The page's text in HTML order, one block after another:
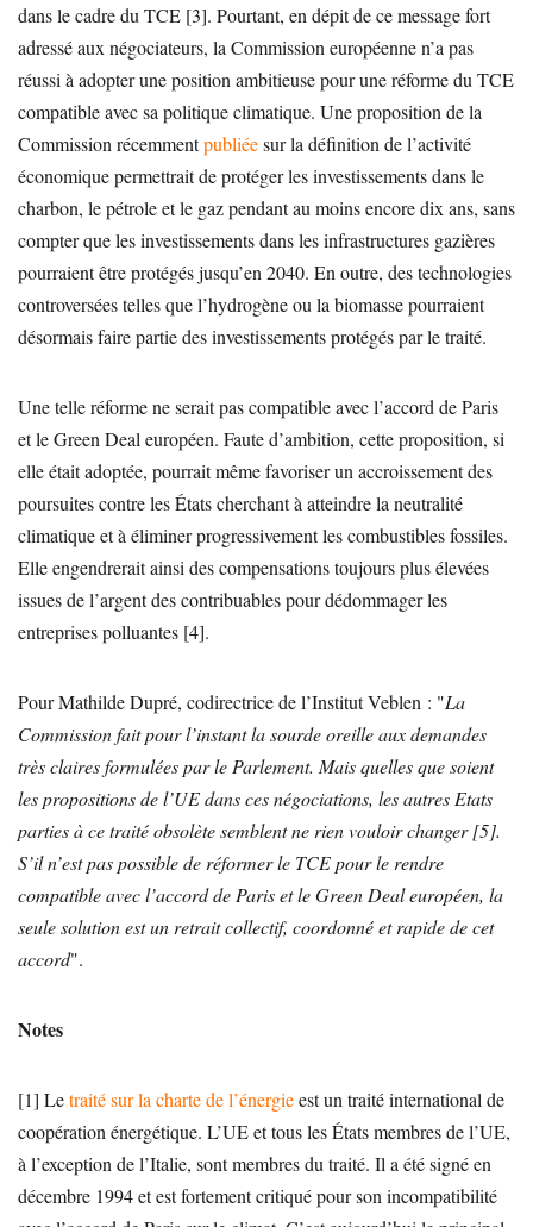
dans le cadre du TCE [3]. Pourtant, en dépit de ce message fort
adressé aux négociateurs, la Commission européenne n’a pas
réussi à adopter une position ambitieuse pour une réforme du TCE
compatible avec sa politique climatique. Une proposition de la
Commission récemmentpubliéesur la définition de l’activité
économique permettrait de protéger les investissements dans le
charbon, le pétrole et le gaz pendant au moins encore dix ans, sans
compter que les investissements dans les infrastructures gazières
pourraient être protégés jusqu’en 2040. En outre, des technologies
controversées telles que l’hydrogène ou la biomasse pourraient
désormais faire partie des investissements protégés par le traité.
Une telle réforme ne serait pas compatible avec l’accord de Paris
et le Green Deal européen. Faute d’ambition, cette proposition, si
elle était adoptée, pourrait même favoriser un accroissement des
poursuites contre les États cherchant à atteindre la neutralité
climatique et à éliminer progressivement les combustibles fossiles.
Elle engendrerait ainsi des compensations toujours plus élevées
issues de l’argent des contribuables pour dédommager les
entreprises polluantes [4].
Pour Mathilde Dupré, codirectrice de l’Institut Veblen : "La
Commission fait pour l’instant la sourde oreille aux demandes
très claires formulées par le Parlement. Mais quelles que soient
les propositions de l’UE dans ces négociations, les autres Etats
parties à ce traité obsolète semblent ne rien vouloir changer [5].
S’il n’est pas possible de réformer le TCE pour le rendre
compatible avec l’accord de Paris et le Green Deal européen, la
seule solution est un retrait collectif, coordonné et rapide de cet
accord".
Notes
[1] Letraité sur la charte de l’énergieest un traité international de
coopération énergétique. L’UE et tous les États membres de l’UE,
à l’exception de l’Italie, sont membres du traité. Il a été signé en
décembre 1994 et est fortement critiqué pour son incompatibilité